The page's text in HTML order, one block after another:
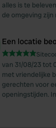
alles is te
de omgeving
Een locatie
van 31/08/23 tot
met vriendelijke
gerechten voor
openingstijden.